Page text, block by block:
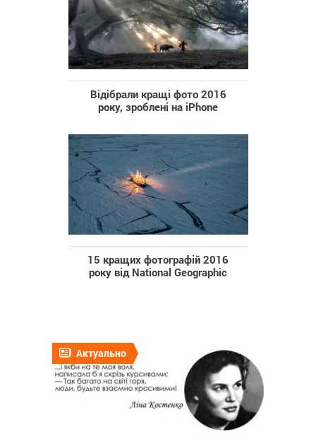
Відібрали кращі фото 2016
року, зроблені на iPhone
15 кращих фотографій 2016
року від National Geographic
Актуально